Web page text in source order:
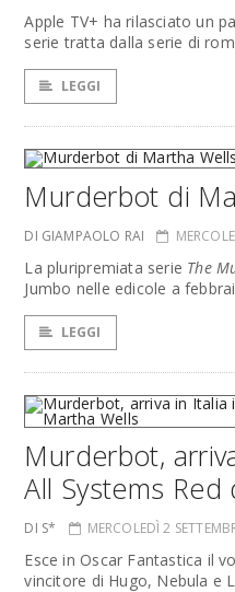
Apple TV+ ha rilasciato un
serie tratta dalla serie di
LEGGI
Murderbot di
DI GIAMPAOLO RAI
La pluripremiata serie The
Jumbo nelle edicole a
LEGGI
Murderbot,
All Systems
DI S* MERCOLEDÌ 2
Esce in Oscar Fantastica il
vincitore di Hugo, Nebula e